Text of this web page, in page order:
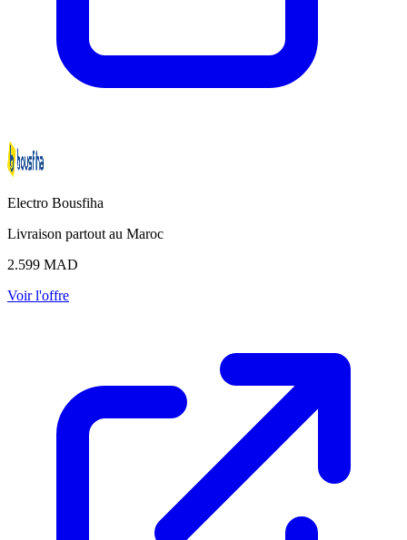
Electro Bousfiha
Livraison partout au Maroc
2.599 MAD
Voir l'offre